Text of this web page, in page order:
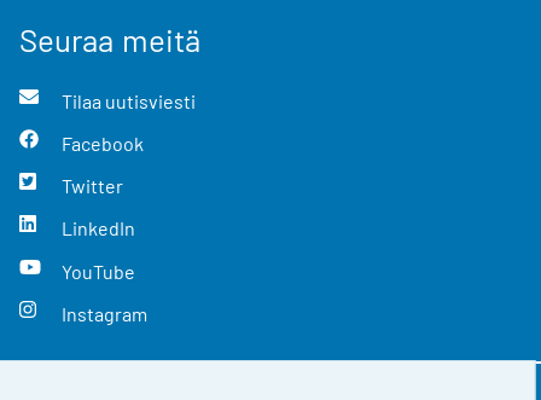
Seuraa meitä
Tilaa uutisviesti
Facebook
Twitter
LinkedIn
YouTube
Instagram